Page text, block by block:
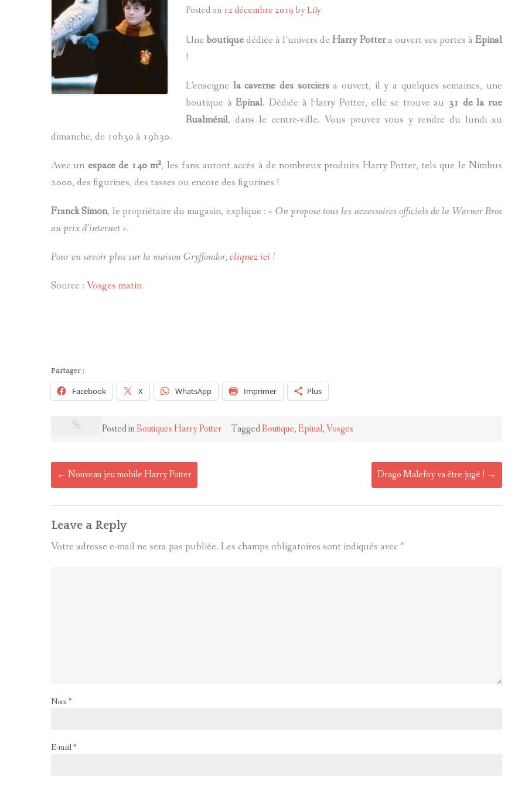
Posted on 12 décembre 2019by Lily
Uneboutiquedédiée à l’univers deHarry Pottera ouvert ses portes àEpinal
!
L’enseigne la caverne des sorciersa ouvert, il y a quelques semaines, une
boutique àEpinal. Dédiée à Harry Potter, elle se trouve au 31 de la rue
Rualménil, dans le centre-ville. Vous pouvez vous y rendre du lundi au
dimanche, de 10h30 à 19h30.
Avec un espace de 140 m², les fans auront accès à de nombreux produits Harry Potter, tels que le Nimbus
2000, des figurines, des tasses ou encore des figurines !
Franck Simon, le propriétaire du magasin, explique : « On propose tous les accessoires officiels de la Warner Bros
au prix d’internet ».
Pour en savoir plus sur la maison Gryffondor,cliquez ici !
Source : Vosges matin
Partager :
Facebook X WhatsApp Imprimer Plus
Posted inBoutiques Harry Potter TaggedBoutique,Epinal,Vosges
Post
navigation
← Nouveau jeu mobile Harry Potter Drago Malefoy va être jugé ! →
Leave a Reply
Votre adresse e-mail ne sera pas publiée. Les champs obligatoires sont indiqués avec*
Nom*
E-mail*